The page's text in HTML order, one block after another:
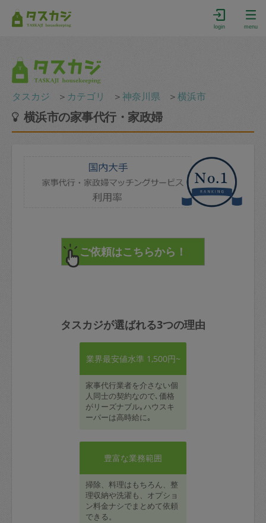
login menu
タスカジ ＞ カテゴリ ＞神奈川県 ＞横浜市
横浜市の家事代行・家政婦
タスカジが選ばれる3つの理由
業界最安値水準 1,500円~
家事代行業者を介さない個
人同士の契約なので､価格
がリーズナブル｡ハウスキ
ーパーは高時給に｡
豊富な業務範囲
掃除、料理はもちろん、整
理収納や洗濯も、オプショ
ン料金ナシでまとめて依頼
できる。